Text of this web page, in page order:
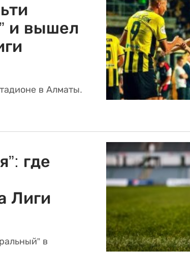
и вышел
в Алматы.
где
Лиги
в